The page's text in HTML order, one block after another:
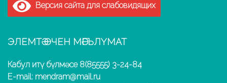
Версия сайта для слабовидящих
ЭЛЕМТӘ ӨЧЕН МӘГЪЛҮМАТ
Кабул итү бүлмәсе 8(85555) 3-24-84
E-mail: mendram@mail.ru